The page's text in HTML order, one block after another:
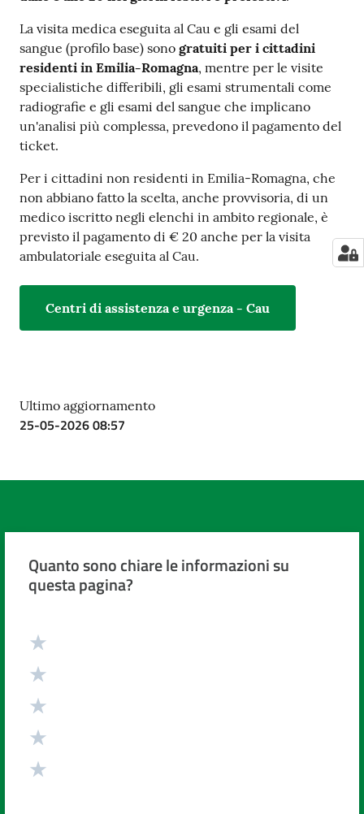
La visita medica eseguita al Cau e gli esami del
sangue (profilo base) sono gratuiti per i cittadini
residenti in Emilia-Romagna, mentre per le visite
specialistiche differibili, gli esami strumentali come
radiografie e gli esami del sangue che implicano
un'analisi più complessa, prevedono il pagamento del
ticket.
Per i cittadini non residenti in Emilia-Romagna, che
non abbiano fatto la scelta, anche provvisoria, di un
medico iscritto negli elenchi in ambito regionale, è
previsto il pagamento di € 20 anche per la visita
ambulatoriale eseguita al Cau.
Centri di assistenza e urgenza - Cau
Ultimo aggiornamento
25-05-2026 08:57
Quanto sono chiare le informazioni su
questa pagina?